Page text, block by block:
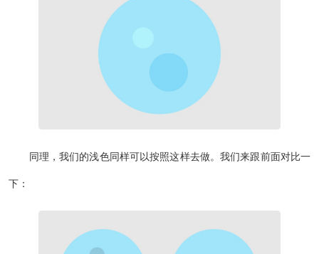
同理，我们的浅色同样可以按照这样去做。我们来跟前面对比一
下：